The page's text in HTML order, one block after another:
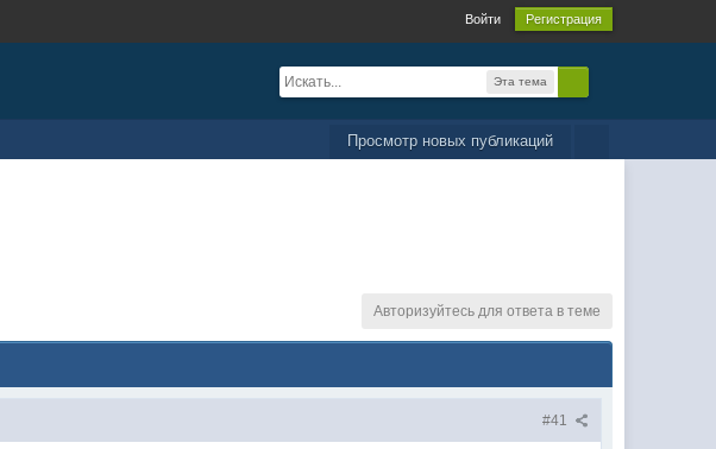
Войти Регистрация
Эта тема
Просмотр новых публикаций
Авторизуйтесь для ответа в теме
#41